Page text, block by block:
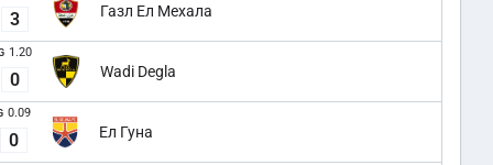
3 Газл Ел Мехала
1.20
0 Wadi Degla
0.09
0 Ел Гуна